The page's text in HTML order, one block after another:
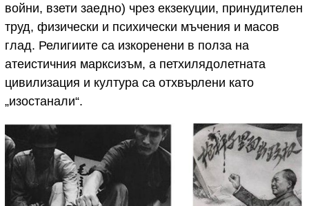
войни, взети заедно) чрез екзекуции, принудителен
труд, физически и психически мъчения и масов
глад. Религиите са изкоренени в полза на
атеистичния марксизъм, а петхилядолетната
цивилизация и култура са отхвърлени като
„изостанали“.